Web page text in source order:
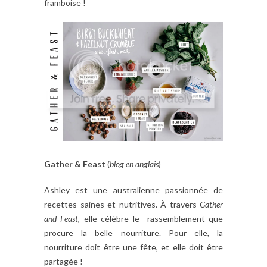
framboise !
Gather & Feast (blog en anglais)
Ashley est une australienne passionnée de
recettes saines et nutritives. À travers Gather
and Feast, elle célèbre le rassemblement que
procure la
belle nourriture. Pour elle, la
nourriture doit être une fête, et elle doit être
partagée !